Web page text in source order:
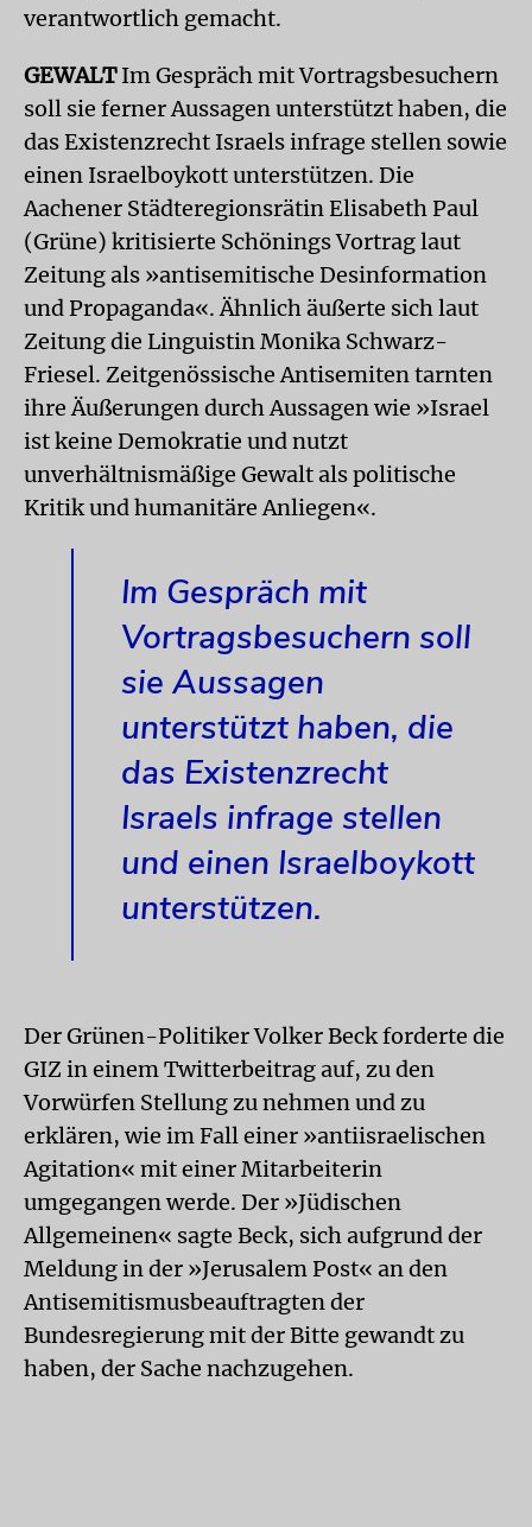
verantwortlich gemacht.
GEWALTIm Gespräch mit Vortragsbesuchern
soll sie ferner Aussagen unterstützt haben, die
das Existenzrecht Israels infrage stellen sowie
einen Israelboykott unterstützen. Die
Aachener Städteregionsrätin Elisabeth Paul
(Grüne) kritisierte Schönings Vortrag laut
Zeitung als »antisemitische Desinformation
und Propaganda«. Ähnlich äußerte sich laut
Zeitung die Linguistin Monika Schwarz-
Friesel. Zeitgenössische Antisemiten tarnten
ihre Äußerungen durch Aussagen wie »Israel
ist keine Demokratie und nutzt
unverhältnismäßige Gewalt als politische
Kritik und humanitäre Anliegen«.
Im Gespräch mit
Vortragsbesuchern soll
sie Aussagen
unterstützt haben, die
das Existenzrecht
Israels infrage stellen
und einen Israelboykott
unterstützen.
Der Grünen-Politiker Volker Beck forderte die
GIZ in einem Twitterbeitrag auf, zu den
Vorwürfen Stellung zu nehmen und zu
erklären, wie im Fall einer »antiisraelischen
Agitation« mit einer Mitarbeiterin
umgegangen werde. Der »Jüdischen
Allgemeinen« sagte Beck, sich aufgrund der
Meldung in der »Jerusalem Post« an den
Antisemitismusbeauftragten der
Bundesregierung mit der Bitte gewandt zu
haben, der Sache nachzugehen.